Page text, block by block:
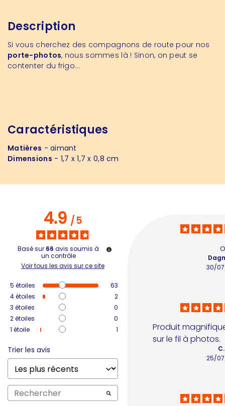
Description
Si vous cherchez des compagnons de route pour nos
porte-photos, nous sommes là ! Sinon, on peut se
contenter du frigo...
Caractéristiques
Matières - aimant
Dimensions - 1,7 x 1,7 x 0,8 cm
4.9/5
Basé sur 66 avis soumis à
un contrôle
Voir tous les avis sur ce site
5 étoiles
63
4étoiles
2
3 étoiles
0
2étoiles
0
1 étoile 1
Trier les avis
30/
Produit
sur le fil à photos.
25/